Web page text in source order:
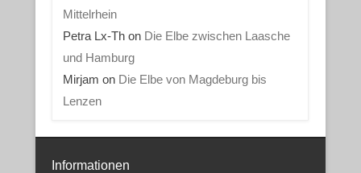
Mittelrhein
Petra Lx-Thon Die Elbe zwischen Laasche
und Hamburg
Mirjam on Die Elbe von Magdeburg bis
Lenzen
Informationen